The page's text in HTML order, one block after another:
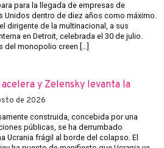
para la llegada de empresas de
Unidos dentro de diez años como máximo.
dirigente de la multinacional, a sus
en Detroit, celebrada el 30 de julio.
del monopolio creen […]
acelera y Zelensky levanta la
de 2026
construida, concebida por una
públicas, se ha derrumbado
Ucrania frágil al borde del colapso. El